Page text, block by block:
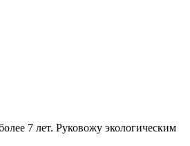
7 лет. Руковожу экологическим